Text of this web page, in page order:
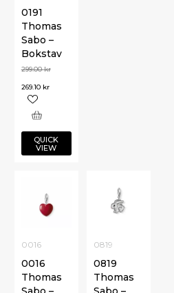
0191
Thomas
Sabo –
Bokstav
299.00kr
269.10 kr
QUICK
VIEW
0819
0819
Thomas
0016
0016
Thomas